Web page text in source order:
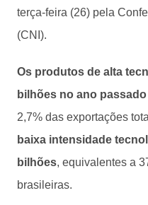
terça-feira (26) pela
(CNI).
Os produtos de alta
bilhões no ano passado
2,7% das exportações
baixa intensidade
bilhões, equivalentes a
brasileiras.